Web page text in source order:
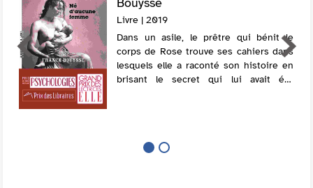
Livre | 2019
Dans un asile, le prêtre qui bénit le
corps de Rose trouve ses cahiers dans
lesquels elle a raconté son histoire en
brisant le secret qui lui avait été